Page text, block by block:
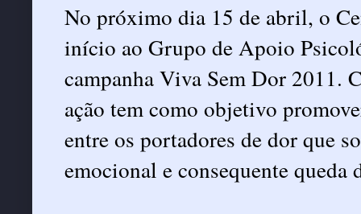
No próximo dia 15 de abril, o
início ao Grupo de Apoio
campanha Viva Sem Dor 2011.
ação tem como objetivo
entre os portadores de dor que
emocional e consequente queda